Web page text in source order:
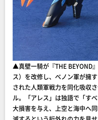
▲真壁一騎が『THE BEYOND
ス）を改修し、べノン軍が擁
された人類軍戦力を同化吸収
ル。「アレス」は独語で「す
大損害を与え、上空と海中へ